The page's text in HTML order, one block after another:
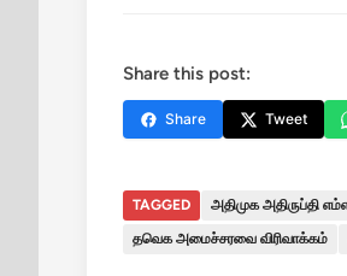
Share this post:
Share Tweet
TAGGED அதிமுக அதிருப்தி
தவெக அமைச்சரவை விரிவாக்கம்